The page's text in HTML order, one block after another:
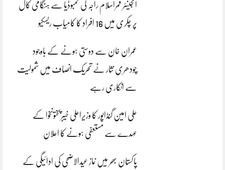
انجینئر قمراسلام راجہ کی کمبوڈیا سے ہنگامی کال
پر چکری میں 16 افراد کا کامیاب ریسکیو
عمران خان سے دوستی ہونے کے باوجود
چودھری نثار نے تحریک انصاف میں شمولیت
سے انکاری رہے
علی امین گنڈاپور کا وزیراعلیٰ خیبرپختونخوا کے
عہدے سے مستعفی ہونے کا اعلان
پاکستان بھر میں نمازِ عیدالاضحی کی ادائیگی کے